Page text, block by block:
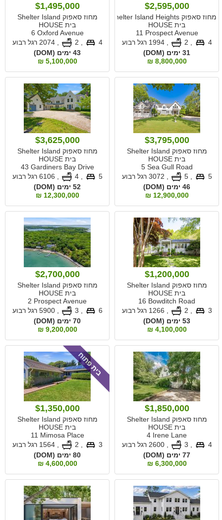
$2,595,000
מחוז סאפוק Shelter Island Heights
בית HOUSE
11 Prospect Avenue
4
,1994 רגל רבוע
31 ימים (DOM)
8,800,000 ₪
$1,495,000
מחוז סאפוק Shelter Island
בית HOUSE
6 Oxford Avenue
4
,2074 רגל רבוע
43 ימים (DOM)
5,100,000 ₪
$3,795,000
מחוז סאפוק Shelter Island
בית HOUSE
5 Sea Gull Road
5
, 5
3072 רגל רבוע
46 ימים (DOM)
12,900,000 ₪
$3,625,000
מחוז סאפוק Shelter Island
בית HOUSE
43 Gardiners Bay Drive
5
, 4
6106 רגל רבוע
52 ימים (DOM)
12,300,000 ₪
$1,200,000
מחוז סאפוק Shelter Island
בית HOUSE
16 Bowditch Road
3
1266 רגל רבוע
53 ימים (DOM)
4,100,000 ₪
$2,700,000
מחוז סאפוק Shelter Island
בית HOUSE
2 Prospect Avenue
6
,5900 רגל רבוע
70 ימים (DOM)
9,200,000 ₪
$1,850,000
מחוז סאפוק Shelter Island
בית HOUSE
4 Irene Lane
4
,2600 רגל רבוע
77 ימים (DOM)
6,300,000 ₪
בית פתוח
$1,350,000
מחוז סאפוק Shelter Island
בית HOUSE
11 Mimosa Place
3
,1564 רגל רבוע
80 ימים (DOM)
4,600,000 ₪